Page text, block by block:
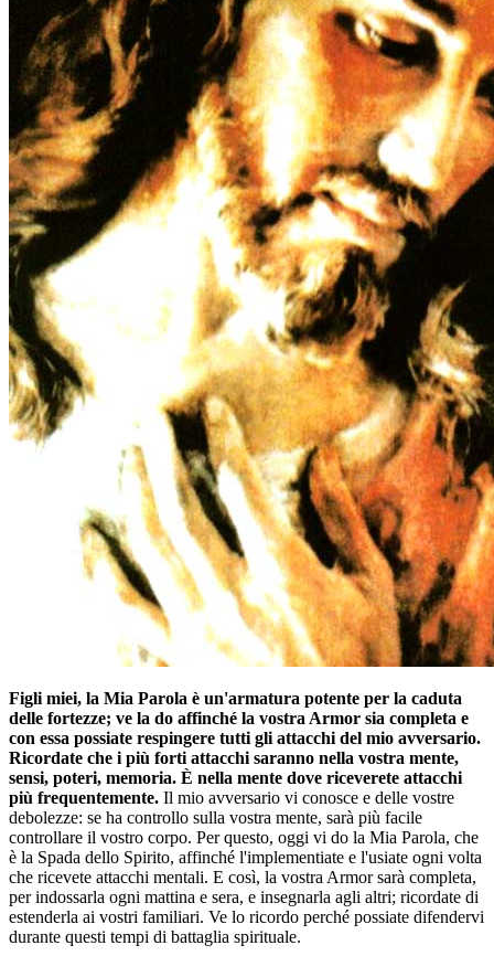
Figli miei, la Mia Parola è un'armatura potente per la caduta
delle fortezze; ve la do affinché la vostra Armor sia completa e
con essa possiate respingere tutti gli attacchi del mio avversario.
Ricordate che i più forti attacchi saranno nella vostra mente,
sensi, poteri, memoria. È nella mente dove riceverete attacchi
più frequentemente. Il mio avversario vi conosce e delle vostre
debolezze: se ha controllo sulla vostra mente, sarà più facile
controllare il vostro corpo. Per questo, oggi vi do la Mia Parola, che
è la Spada dello Spirito, affinché l'implementiate e l'usiate ogni volta
che ricevete attacchi mentali. E così, la vostra Armor sarà completa,
per indossarla ogni mattina e sera, e insegnarla agli altri; ricordate di
estenderla ai vostri familiari. Ve lo ricordo perché possiate difendervi
durante questi tempi di battaglia spirituale.